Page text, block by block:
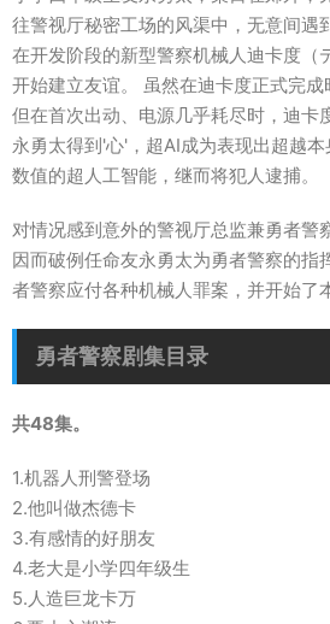
往警视厅秘密工场的风渠中，无意间遇
在开发阶段的新型警察机械人迪卡度（
开始建立友谊。 虽然在迪卡度正式完成
但在首次出动、电源几乎耗尽时，迪卡
永勇太得到'心'，超AI成为表现出超越
数值的超人工智能，继而将犯人逮捕。
对情况感到意外的警视厅总监兼勇者警
因而破例任命友永勇太为勇者警察的指
者警察应付各种机械人罪案，并开始了
勇者警察剧集目录
共48集。
1.机器人刑警登场
2.他叫做杰德卡
3.有感情的好朋友
4.老大是小学四年级生
5.人造巨龙卡万